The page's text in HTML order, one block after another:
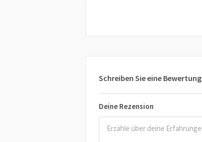
Schreiben Sie eine Bewertung
Deine Rezension